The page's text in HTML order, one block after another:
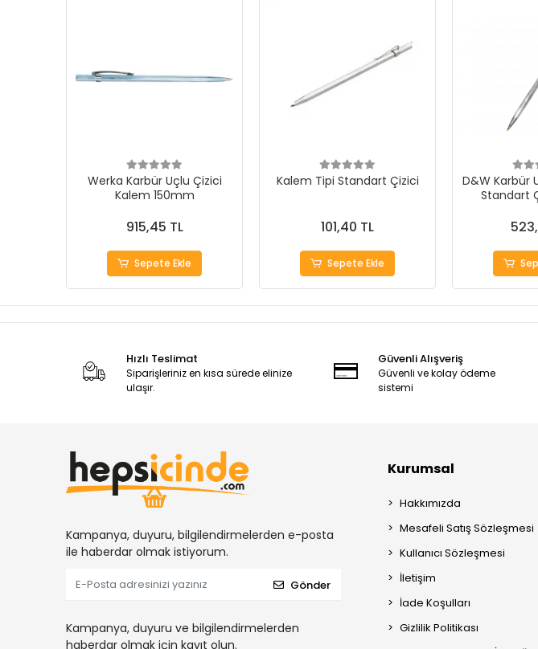
Werka Karbür Uçlu Çizici
Kalem 150mm
915,45 TL
Sepete Ekle
Kalem Tipi Standart Çizici
101,40 TL
Sepete Ekle
D&W Karbür
Standart
Hızlı Teslimat
Siparişleriniz en kısa sürede elinize
ulaşır.
Güvenli Alışveriş
Güvenli ve kolay ödeme
sistemi
Kampanya, duyuru, bilgilendirmelerden e-posta
ile haberdar olmak istiyorum.
Gönder
Kampanya, duyuru ve bilgilendirmelerden
haberdar olmak için kayıt olun.
Kurumsal
Hakkımızda
Mesafeli Satış Sözleşmesi
Kullanıcı Sözleşmesi
İletişim
İade Koşulları
Gizlilik Politikası